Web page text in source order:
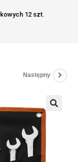
12 szt.
Następny